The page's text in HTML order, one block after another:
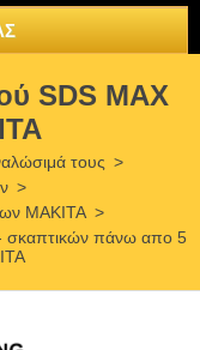
SDS MAX
τους >
>
MAKITA >
- σκαπτικών πάνω απο 5